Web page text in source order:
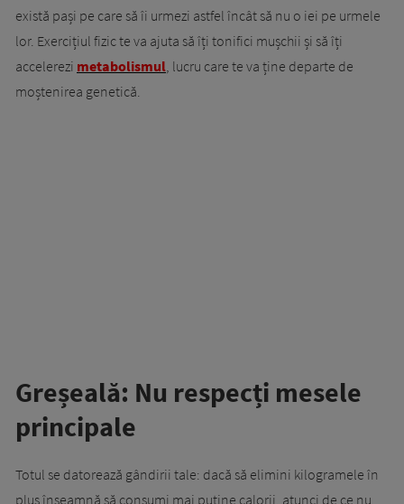
există pași pe care să îi urmezi astfel încât să nu o iei pe urmele
lor. Exercițiul fizic te va ajuta să îți tonifici mușchii și să îți
accelerezi metabolismul, lucru care te va ține departe de
moștenirea genetică.
Greșeală: Nu respecți mesele
principale
Totul se datorează gândirii tale: dacă să elimini kilogramele în
plus înseamnă să consumi mai puține calorii, atunci de ce nu